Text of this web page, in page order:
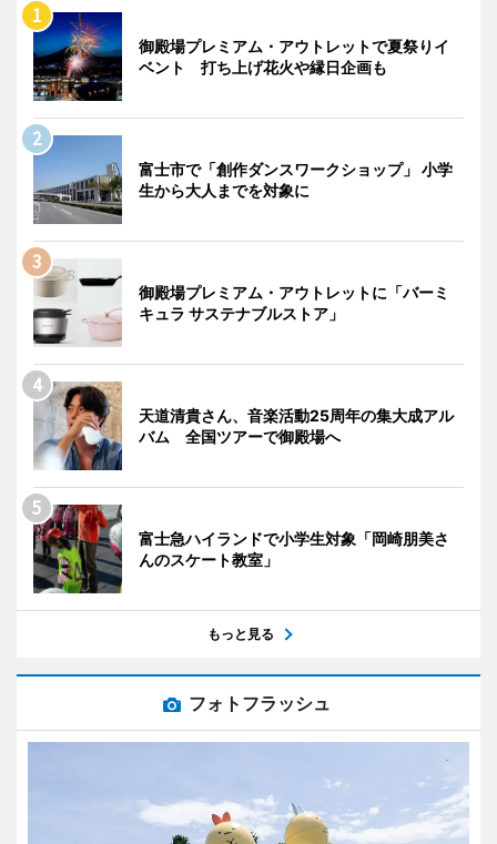
御殿場プレミアム・アウトレットで夏祭りイ
ベント 打ち上げ花火や縁日企画も
富士市で「創作ダンスワークショップ」 小学
生から大人までを対象に
御殿場プレミアム・アウトレットに「バーミ
キュラ サステナブルストア」
天道清貴さん、音楽活動25周年の集大成アル
バム 全国ツアーで御殿場へ
富士急ハイランドで小学生対象「岡崎朋美さ
んのスケート教室」
もっと見る
フォトフラッシュ